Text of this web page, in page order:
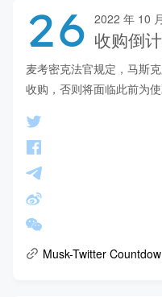
26 2022 年 10
收购倒
麦考密克法官规定，马斯
收购，否则将面临此前为
Musk-Twitter